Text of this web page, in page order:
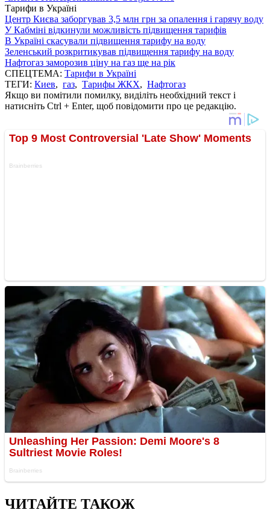
Тарифи в Україні
Центр Києва заборгував 3,5 млн грн за опалення і гарячу воду
У Кабміні відкинули можливість підвищення тарифів
В Україні скасували підвищення тарифу на воду
Зеленський розкритикував підвищення тарифу на воду
Нафтогаз заморозив ціну на газ ще на рік
СПЕЦТЕМА: Тарифи в Україні
ТЕГИ: Киев, газ, Тарифы ЖКХ, Нафтогаз
Якщо ви помітили помилку, виділіть необхідний текст і
натисніть Ctrl + Enter, щоб повідомити про це редакцію.
ЧИТАЙТЕ ТАКОЖ